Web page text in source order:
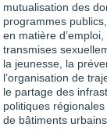
mutualisation des
programmes
en matière
transmises
la jeunesse, la
l’organisation de
le partage des
politiques
de bâtiments